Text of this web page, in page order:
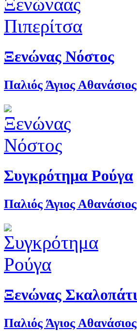
Ξενώνας Νόστος
Παλιός Άγιος Αθανάσιος
Συγκρότημα Ρούγα
Παλιός Άγιος Αθανάσιος
Ξενώνας
Παλιός Άγιος Αθανάσιος